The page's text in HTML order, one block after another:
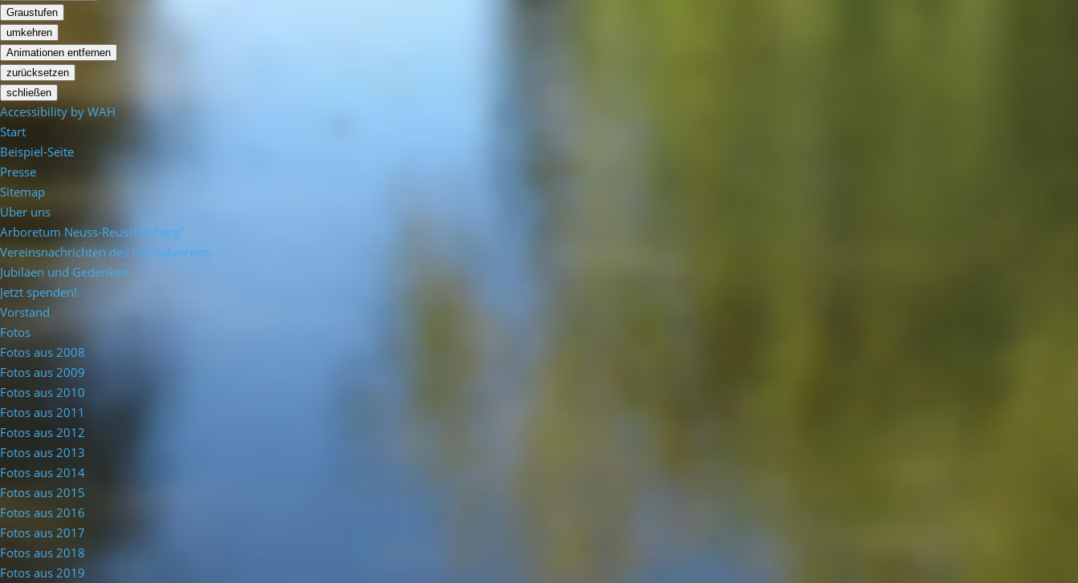
Graustufen
umkehren
Animationen entfernen
zurücksetzen
schließen
Accessibility by WAH
Start
Beispiel-Seite
Presse
Sitemap
Über uns
Arboretum Neuss-Reuschenberg“
Vereinsnachrichten des Heimatvereins
Jubiläen und Gedenken
Jetzt spenden!
Vorstand
Fotos
Fotos aus 2008
Fotos aus 2009
Fotos aus 2010
Fotos aus 2011
Fotos aus 2012
Fotos aus 2013
Fotos aus 2014
Fotos aus 2015
Fotos aus 2016
Fotos aus 2017
Fotos aus 2018
Fotos aus 2019